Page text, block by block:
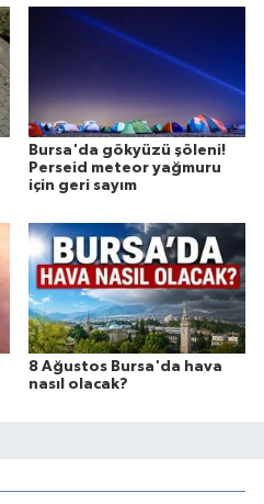
Bursa'da gökyüzü şöleni!
Perseid meteor yağmuru
için geri sayım
8 Ağustos Bursa'da hava
nasıl olacak?